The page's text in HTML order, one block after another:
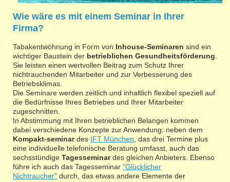
Wie wäre es mit einem Seminar in Ihrer
Firma?
Tabakentwöhnung in Form von Inhouse-Seminaren sind ein
wichtiger Baustein der betrieblichen Gesundheitsförderung
Sie leisten einen wertvollen Beitrag zum Schutz Ihrer
nichtrauchenden Mitarbeiter und zur Verbesserung des
Betriebsklimas.
Die Seminare werden zeitlich und inhaltlich flexibel speziell auf
die Bedürfnisse Ihres Betriebes und Ihrer Mitarbeiter
zugeschnitten.
In Abstimmung mit Ihren betrieblichen Belangen kommen
dabei verschiedene Konzepte zur Anwendung: neben dem
Kompakt-seminardes IFT München , das drei Termine plus
eine individuelle telefonische Beratung umfasst, auch das
sechsstündige Tagesseminardes gleichen Anbieters. Ebenso
führe ich auch das Tagesseminar "Glücklicher
Nichtraucher" durch, das etwas andere Elemente der